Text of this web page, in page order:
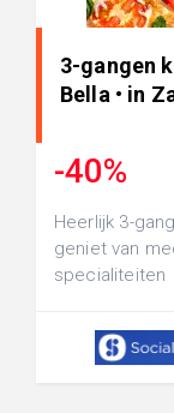
3-gangen
Bella • in
-40%
Heerlijk 3-
geniet van
specialiteiten